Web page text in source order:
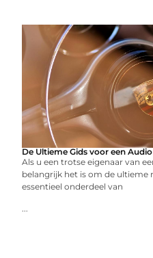
De Ultieme Gids voor een
Als u een trotse eigenaar van
belangrijk het is om de ultieme
essentieel onderdeel van
...